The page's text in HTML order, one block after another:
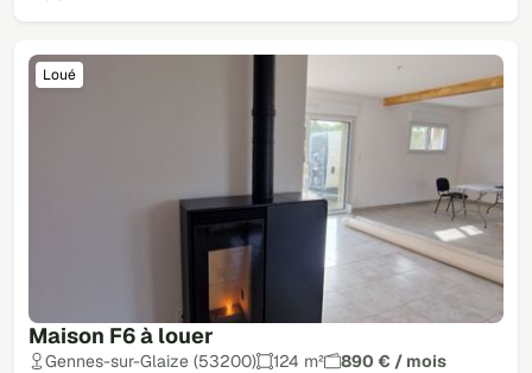
Maison F6 à louer
Loué
Gennes-sur-Glaize (53200) 124 m² 890 € / mois